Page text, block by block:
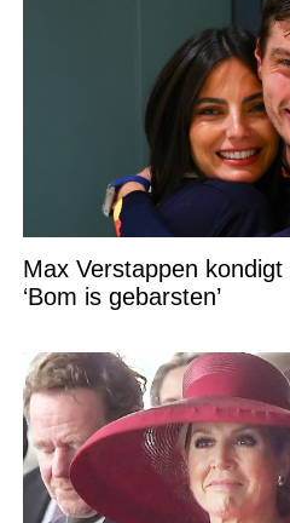
Max Verstappen
‘Bom is gebarsten’